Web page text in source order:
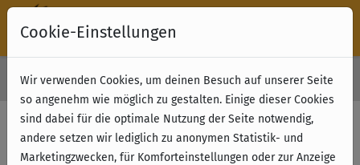
Kostenloser Versand & Retoure ab 49 € (innerhalb Deutschlands)
Cookie-Einstellungen
Wir verwenden Cookies, um deinen Besuch auf unserer Seite
so angenehm wie möglich zu gestalten. Einige dieser Cookies
sind dabei für die optimale Nutzung der Seite notwendig,
andere setzen wir lediglich zu anonymen Statistik- und
Marketingzwecken, für Komforteinstellungen oder zur Anzeige